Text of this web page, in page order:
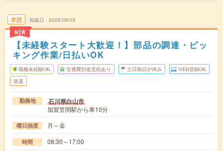
未読
NEW
掲載日 2026/08/05
【未経験スタート大歓迎！】部品の調達・ピッ
キング作業/日払いOK
職種未経験OK 交通費別途支給あり 土日祝日が休み WEB登録OK
派遣
勤務地 石川県白山市
加賀笠間駅から車10分
曜日頻度 月～金
時間 08:30～17:00